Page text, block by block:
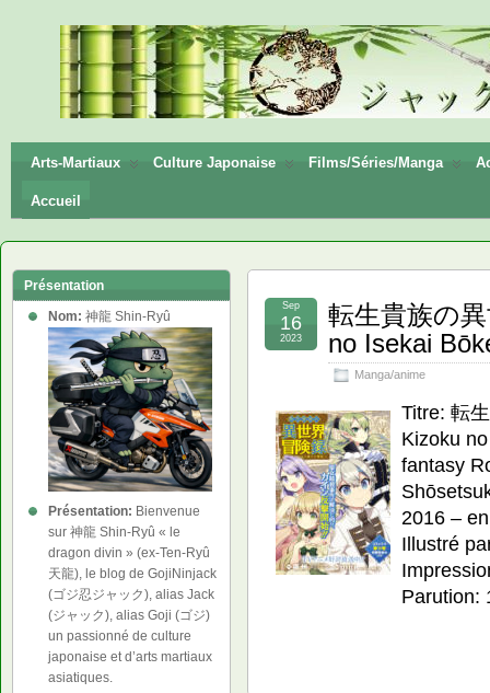
神龍
Shin-
Ryū
Arts-Martiaux Culture Japonaise Films/Séries/Manga
Accueil
転生貴族の
no Isekai
Manga/anime
Sep
16
2023
Titre: 転
Kizoku
fantasy
2016 –
Illustré
Parution:
Présentation
Nom: 神龍 Shin-Ryû
Présentation: Bienvenue
sur 神龍 Shin-Ryû « le
dragon divin » (ex-Ten-Ryû
天龍), le blog de GojiNinjack
(ゴジ忍ジャック), alias Jack
(ジャック), alias Goji (ゴジ)
un passionné de culture
japonaise et d’arts martiaux
asiatiques.